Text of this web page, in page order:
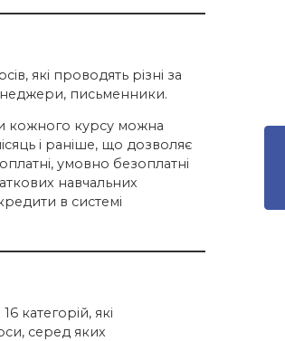
які проводять різні за
письменники.
кожного курсу можна
і раніше, що дозволяє
умовно безоплатні
навчальних
в системі
категорій, які
серед яких